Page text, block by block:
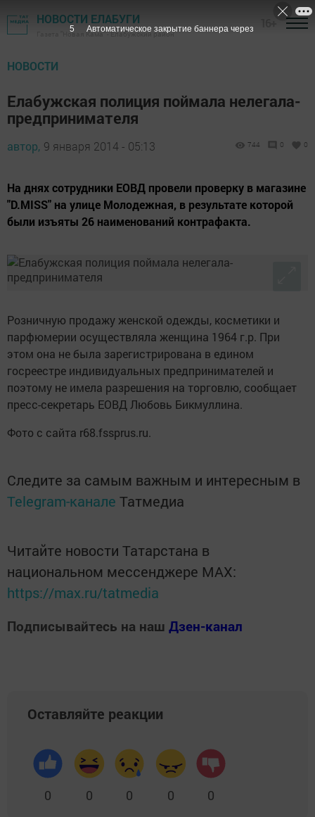
НОВОСТИ ЕЛАБУГИ
Газета "Новая Кама" - Елабужский район
НОВОСТИ
Елабужская полиция поймала нелегала-
предпринимателя
автор, 9 января 2014 - 05:13 744 0 0
На днях сотрудники ЕОВД провели проверку в магазине
"D.MISS" на улице Молодежная, в результате которой
были изъяты 26 наименований контрафакта.
Розничную продажу женской одежды, косметики и
парфюмерии осуществляла женщина 1964 г.р. При
этом она не была зарегистрирована в едином
госреестре индивидуальных предпринимателей и
поэтому не имела разрешения на торговлю, сообщает
пресс-секретарь ЕОВД Любовь Бикмуллина.
Фото с сайта r68.fssprus.ru.
Следите за самым важным и интересным в
Telegram-канале Татмедиа
Читайте новости Татарстана в
национальном мессенджере MАХ:
https://max.ru/tatmedia
Подписывайтесь на наш Дзен-канал
Оставляйте реакции
0 0 0 0 0
5 Автоматическое закрытие баннера через